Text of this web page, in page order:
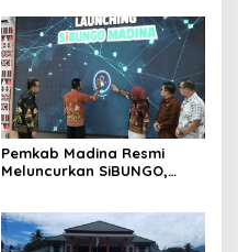
Pemkab Madina Resmi
Meluncurkan SiBUNGO,